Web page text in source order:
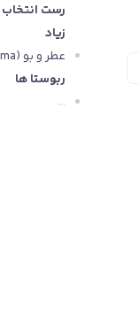
رست
زیاد
عطر و بو (Aroma)
ربوستا ها
...